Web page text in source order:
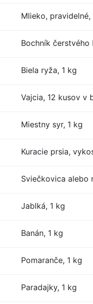
Mlieko, pravidelné,
Bochník čerstvého
Biela ryža, 1 kg
Vajcia, 12 kusov v
Miestny syr, 1 kg
Kuracie prsia,
Sviečkovica alebo
Jablká, 1 kg
Banán, 1 kg
Pomaranče, 1 kg
Paradajky, 1 kg